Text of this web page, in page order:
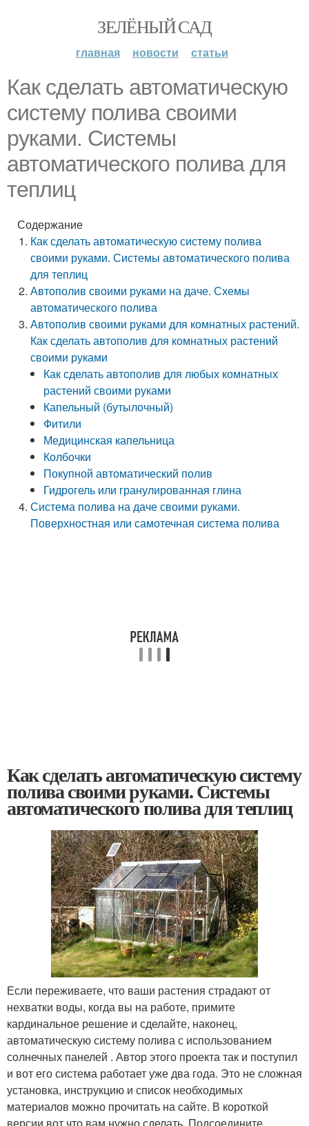
ЗЕЛЁНЫЙ САД
главная новости статьи
Как сделать автоматическую
систему полива своими
руками. Системы
автоматического полива для
теплиц
Содержание
Как сделать автоматическую систему полива
своими руками. Системы автоматического полива
для теплиц
Автополив своими руками на даче. Схемы
автоматического полива
Автополив своими руками для комнатных растений.
Как сделать автополив для комнатных растений
своими руками
Как сделать автополив для любых комнатных
растений своими руками
Капельный (бутылочный)
Фитили
Медицинская капельница
Колбочки
Покупной автоматический полив
Гидрогель или гранулированная глина
Система полива на даче своими руками.
Поверхностная или самотечная система полива
Как сделать автоматическую систему
полива своими руками. Системы
автоматического полива для теплиц
Если переживаете, что ваши растения страдают от
нехватки воды, когда вы на работе, примите
кардинальное решение и сделайте, наконец,
автоматическую систему полива с использованием
солнечных панелей . Автор этого проекта так и поступил
и вот его система работает уже два года. Это не сложная
установка, инструкцию и список необходимых
материалов можно прочитать на сайте. В короткой